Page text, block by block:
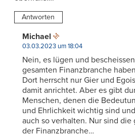
Antworten
Michael
03.03.2023 um 18:04
Nein, es lügen und
gesamten Finanzbranche
Dort herrscht nur Gier und
damit anrichtet. Aber es gibt
Menschen, denen die
und Ehrlichkeit wichtig sind
auch so verhalten. Nur sind die
der Finanzbranche…